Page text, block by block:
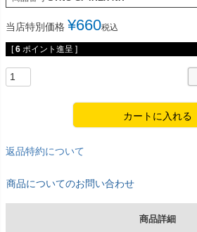
当店特別価格 ¥660税込
[ 6 ポイント進呈 ]
カートに入れる
返品特約について
商品についてのお問い合わせ
商品詳細